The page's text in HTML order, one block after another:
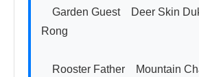
Garden Guest　Deer Skin
Rong
Rooster Father　Mountain